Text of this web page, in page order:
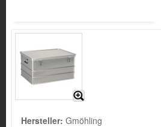
Hersteller: Gmöhling